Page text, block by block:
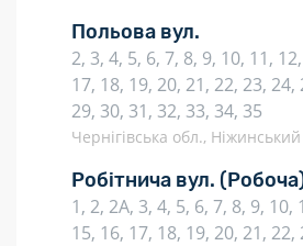
Польова вул.
2, 3, 4, 5, 6, 7, 8, 9, 10, 11,
17, 18, 19, 20, 21, 22, 23, 24,
29, 30, 31, 32, 33, 34, 35
Чернігівська обл.,
Робітнича вул.
1, 2, 2А, 3, 4, 5, 6, 7, 8, 9, 10,
15, 16, 17, 18, 19, 20, 21, 22,